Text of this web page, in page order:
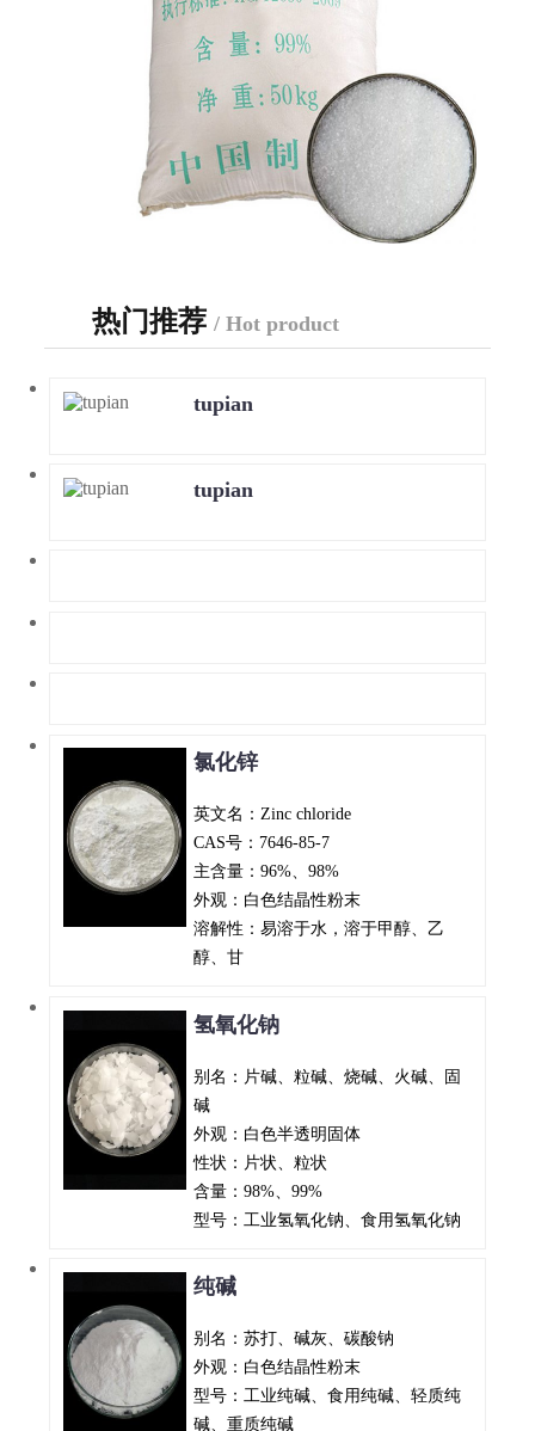
热门推荐/ Hot product
tupian
tupian
氯化锌
英文名：Zinc chloride
CAS号：7646-85-7
主含量：96%、98%
外观：白色结晶性粉末
溶解性：易溶于水，溶于甲醇、乙
醇、甘
氢氧化钠
别名：片碱、粒碱、烧碱、火碱、固
碱
外观：白色半透明固体
性状：片状、粒状
含量：98%、99%
型号：工业氢氧化钠、食用氢氧化钠
纯碱
别名：苏打、碱灰、碳酸钠
外观：白色结晶性粉末
型号：工业纯碱、食用纯碱、轻质纯
碱、重质纯碱